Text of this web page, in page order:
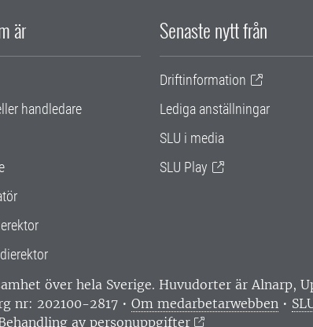
är
handledare
Senaste nytt från
Driftinformation
Lediga anställningar
SLU i media
SLU Play
över hela Sverige. Huvudorter är Alnarp,
nr: 202100-2817 • Om medarbetarwebben •
av personuppgifter